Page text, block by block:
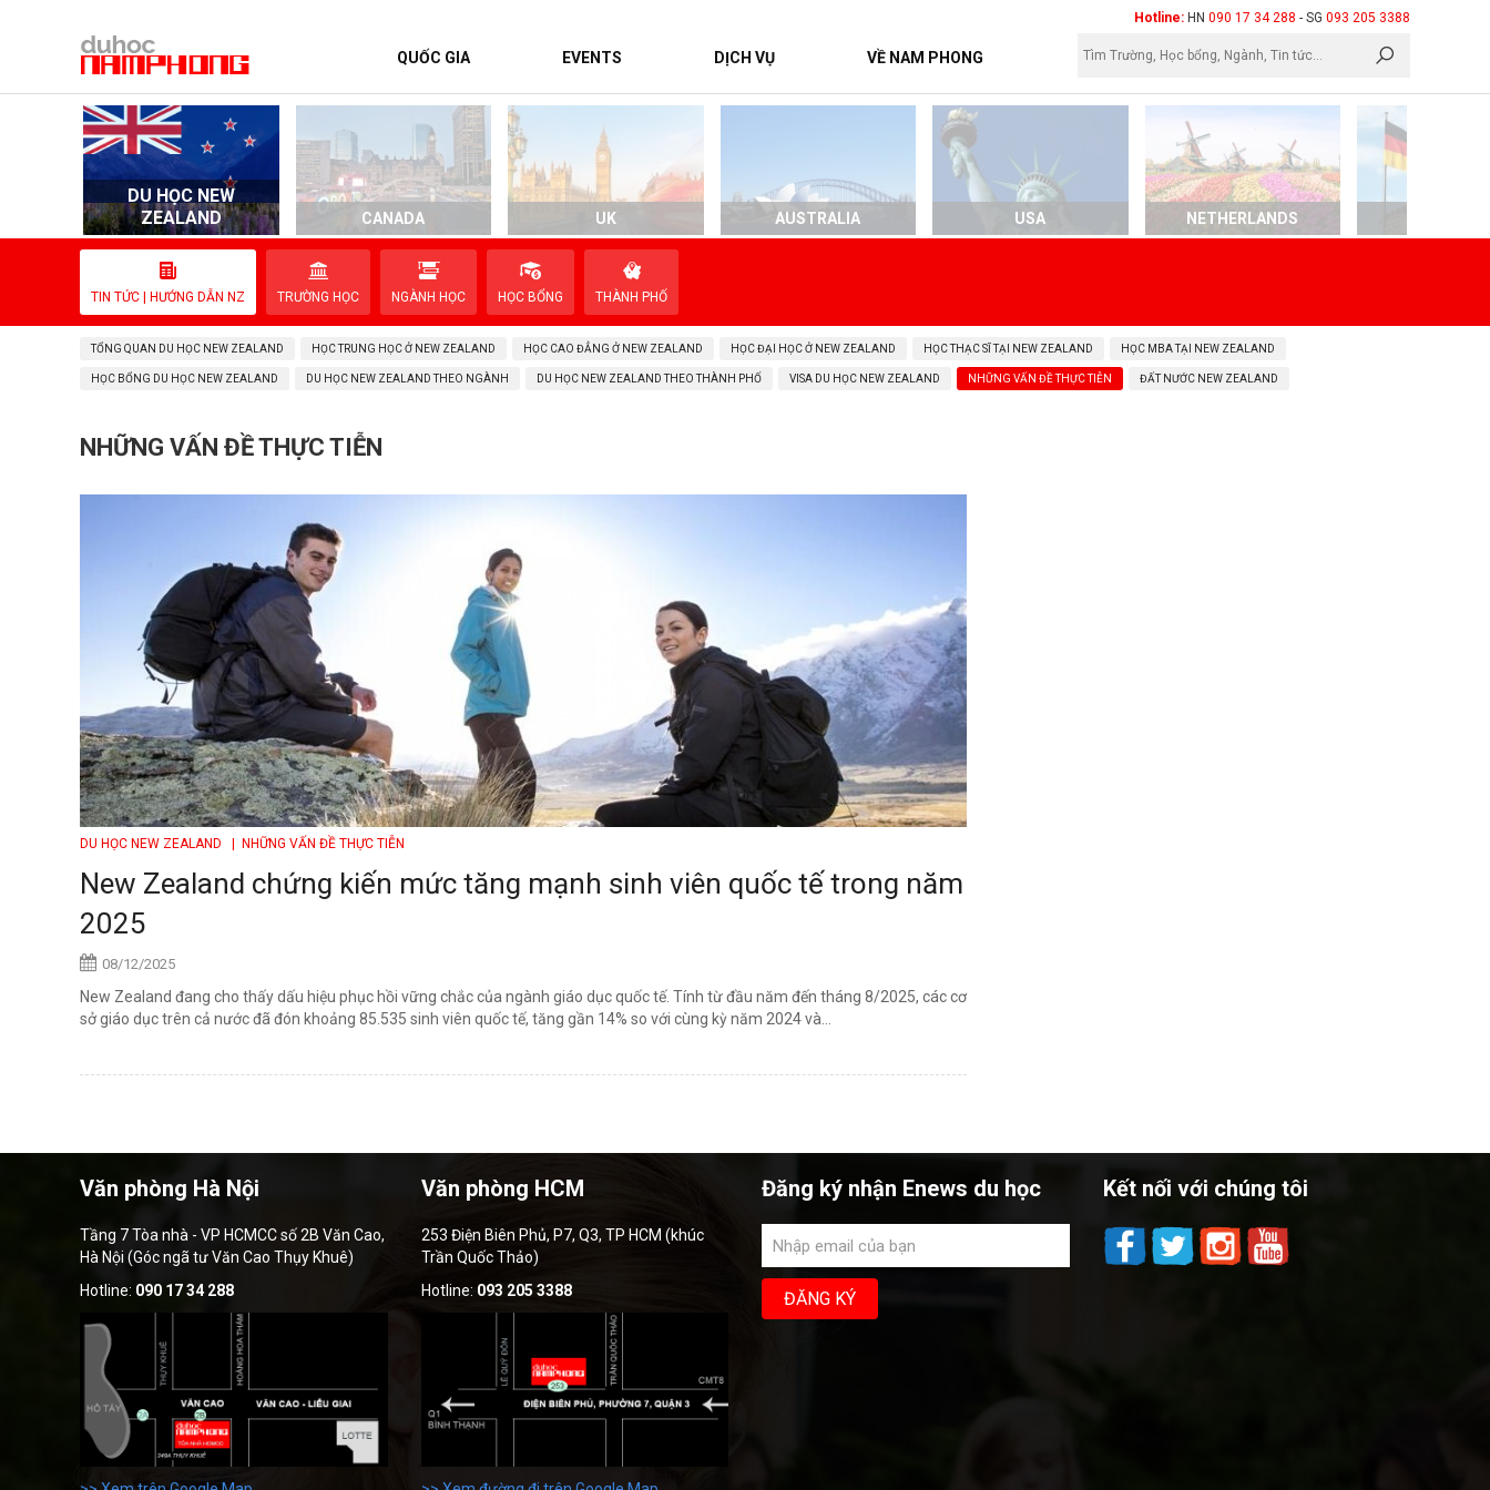
Hotline: HN 090 17 34 288 - SG 093 205 3388
QUỐC GIA EVENTS DỊCH VỤ VỀ NAM PHONG
DU HỌC NEW
ZEALAND
CANADA UK AUSTRALIA USA NETHERLANDS
TIN TỨC | HƯỚNG DẪN NZ TRƯỜNG HỌC NGÀNH HỌC HỌC BỔNG THÀNH PHỐ
TỔNG QUAN DU HỌC NEW ZEALAND HỌC TRUNG HỌC Ở NEW ZEALAND HỌC CAO ĐẲNG Ở NEW ZEALAND HỌC ĐẠI HỌC Ở NEW ZEALAND HỌC THẠC SĨ TẠI NEW ZEALAND HỌC MBA TẠI NEW ZEALAND
HỌC BỔNG DU HỌC NEW ZEALAND DU HỌC NEW ZEALAND THEO NGÀNH DU HỌC NEW ZEALAND THEO THÀNH PHỐ VISA DU HỌC NEW ZEALAND NHỮNG VẤN ĐỀ THỰC TIỄN ĐẤT NƯỚC NEW ZEALAND
NHỮNG VẤN ĐỀ THỰC TIỄN
DU HỌC NEW ZEALAND | NHỮNG VẤN ĐỀ THỰC TIỄN
New Zealand chứng kiến mức tăng mạnh sinh viên quốc tế trong năm
2025
08/12/2025
New Zealand đang cho thấy dấu hiệu phục hồi vững chắc của ngành giáo dục quốc tế. Tính từ đầu năm đến tháng 8/2025, các cơ
sở giáo dục trên cả nước đã đón khoảng 85.535 sinh viên quốc tế, tăng gần 14% so với cùng kỳ năm 2024 và...
Văn phòng Hà Nội
Tầng 7 Tòa nhà - VP HCMCC số 2B Văn Cao,
Hà Nội (Góc ngã tư Văn Cao Thụy Khuê)
Hotline: 090 17 34 288
Văn phòng HCM
253 Điện Biên Phủ, P7, Q3, TP HCM (khúc
Trần Quốc Thảo)
Hotline: 093 205 3388
Đăng ký nhận Enews du học Kết nối với chúng tôi
TRANG CHỦ
QUỐC GIA
EVENTS